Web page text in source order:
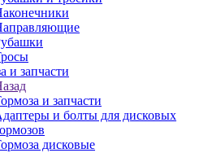
и запчасти
и запчасти
и болты для дисковых
дисковые